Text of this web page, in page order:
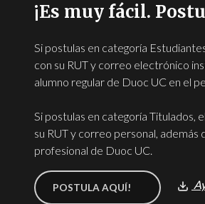
¡Es muy fácil.
Si postulas en categoría
con su RUT y correo electrónico
alumno regular de Duoc UC en el
Si postulas en categoría Titulados,
su RUT y correo personal,
profesional de Duoc UC.
POSTULA AQUÍ!